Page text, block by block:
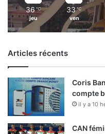
36 ℃
jeu
33 ℃
ven
Articles récents
Coris
compte
il y a 10
CAN